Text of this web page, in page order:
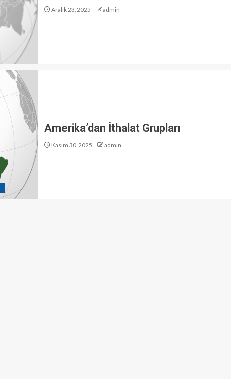
Aralık 23, 2025 admin
Amerika’dan İthalat Grupları
Kasım 30, 2025 admin